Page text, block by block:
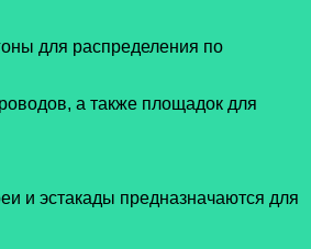
для распределения по
а также площадок для
и эстакады предназначаются для